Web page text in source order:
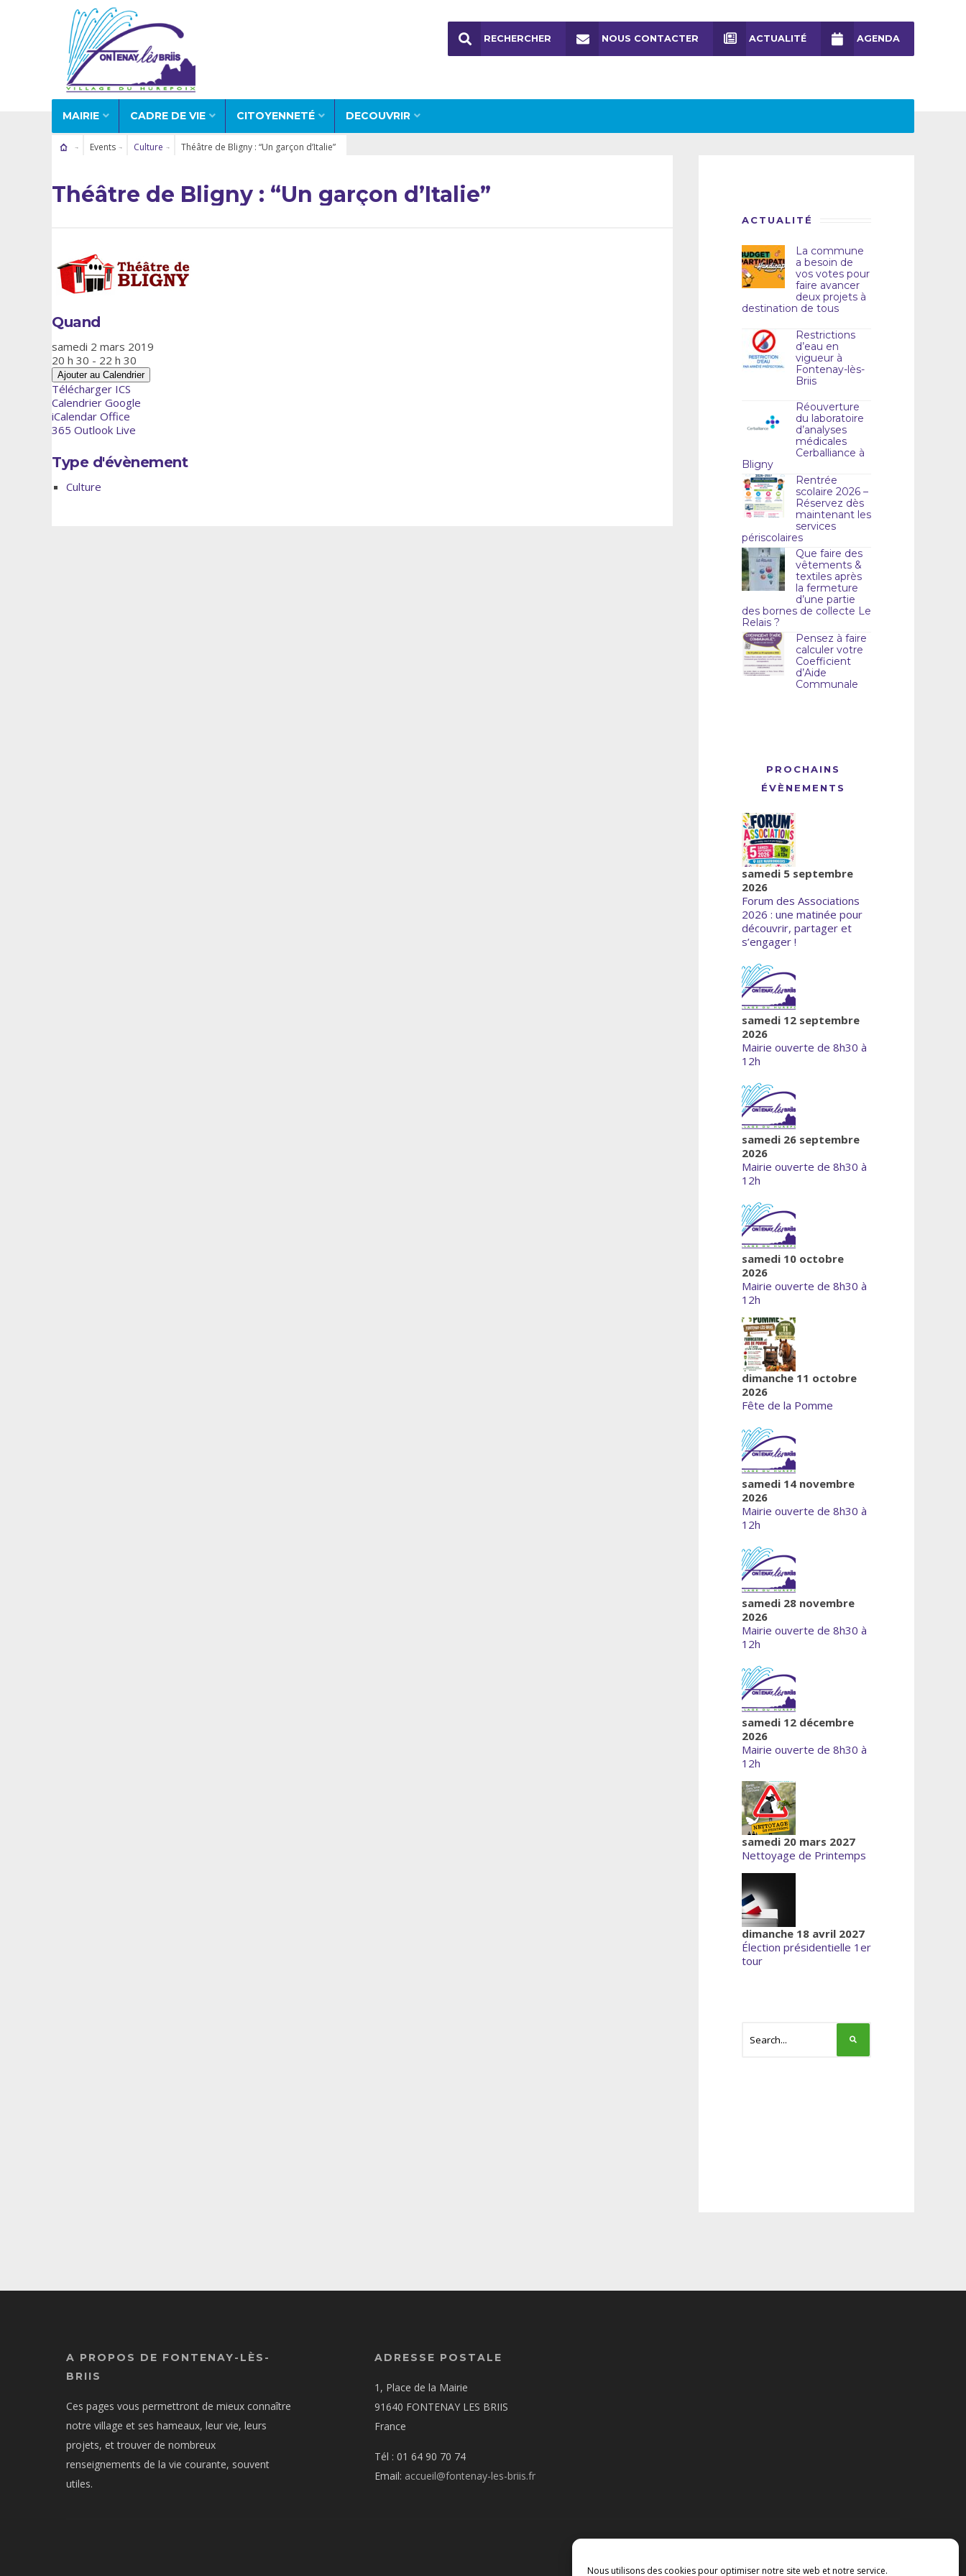
Nous utilisons des cookies pour optimiser notre site web et notre service.
MAIRIE CADRE DE VIE CITOYENNETÉ DECOUVRIR
RECHERCHER NOUS CONTACTER ACTUALITÉ AGENDA
Events Culture Théâtre de Bligny : “Un garçon d’Italie”
Théâtre de Bligny : “Un garçon d’Italie”
Quand
samedi 2 mars 2019
20 h 30 - 22 h 30
Ajouter au Calendrier
Télécharger ICS
Calendrier Google
iCalendar Office
365 Outlook Live
Type d'évènement
Culture
ACTUALITÉ
La commune
a besoin de
vos votes pour
faire avancer
deux projets à
destination de tous
Restrictions
d’eau en
vigueur à
Fontenay-lès-
Briis
Réouverture
du laboratoire
d’analyses
médicales
Cerballiance à
Bligny
Rentrée
scolaire 2026 –
Réservez dès
maintenant les
services
périscolaires
Que faire des
vêtements &
textiles après
la fermeture
d’une partie
des bornes de collecte Le
Relais ?
Pensez à faire
calculer votre
Coefficient
d’Aide
Communale
PROCHAINS
ÉVÈNEMENTS
samedi 5 septembre
2026
Forum des Associations
2026 : une matinée pour
découvrir, partager et
s’engager !
samedi 12 septembre
2026
Mairie ouverte de 8h30 à
12h
samedi 26 septembre
2026
Mairie ouverte de 8h30 à
12h
samedi 10 octobre
2026
Mairie ouverte de 8h30 à
12h
dimanche 11 octobre
2026
Fête de la Pomme
samedi 14 novembre
2026
Mairie ouverte de 8h30 à
12h
samedi 28 novembre
2026
Mairie ouverte de 8h30 à
12h
samedi 12 décembre
2026
Mairie ouverte de 8h30 à
12h
samedi 20 mars 2027
Nettoyage de Printemps
dimanche 18 avril 2027
Élection présidentielle 1er
tour
A PROPOS DE FONTENAY-LÈS-
BRIIS
Ces pages vous permettront de mieux connaître
notre village et ses hameaux, leur vie, leurs
projets, et trouver de nombreux
renseignements de la vie courante, souvent
utiles.
ADRESSE POSTALE
1, Place de la Mairie
91640 FONTENAY LES BRIIS
France
Tél : 01 64 90 70 74
Email: accueil@fontenay-les-briis.fr